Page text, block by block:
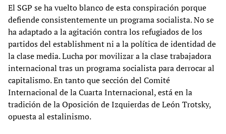
El SGP se ha vuelto blanco de esta conspiración porque
defiende consistentemente un programa socialista. No se
ha adaptado a la agitación contra los refugiados de los
partidos del establishment ni a la política de identidad de
la clase media. Lucha por movilizar a la clase trabajadora
internacional tras un programa socialista para derrocar al
capitalismo. En tanto que sección del Comité
Internacional de la Cuarta Internacional, está en la
tradición de la Oposición de Izquierdas de León Trotsky,
opuesta al estalinismo.